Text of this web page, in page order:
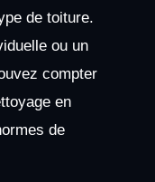
de toiture.
ou un
compter
en
de